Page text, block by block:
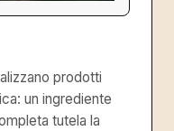
prodotti
un ingrediente
tutela la